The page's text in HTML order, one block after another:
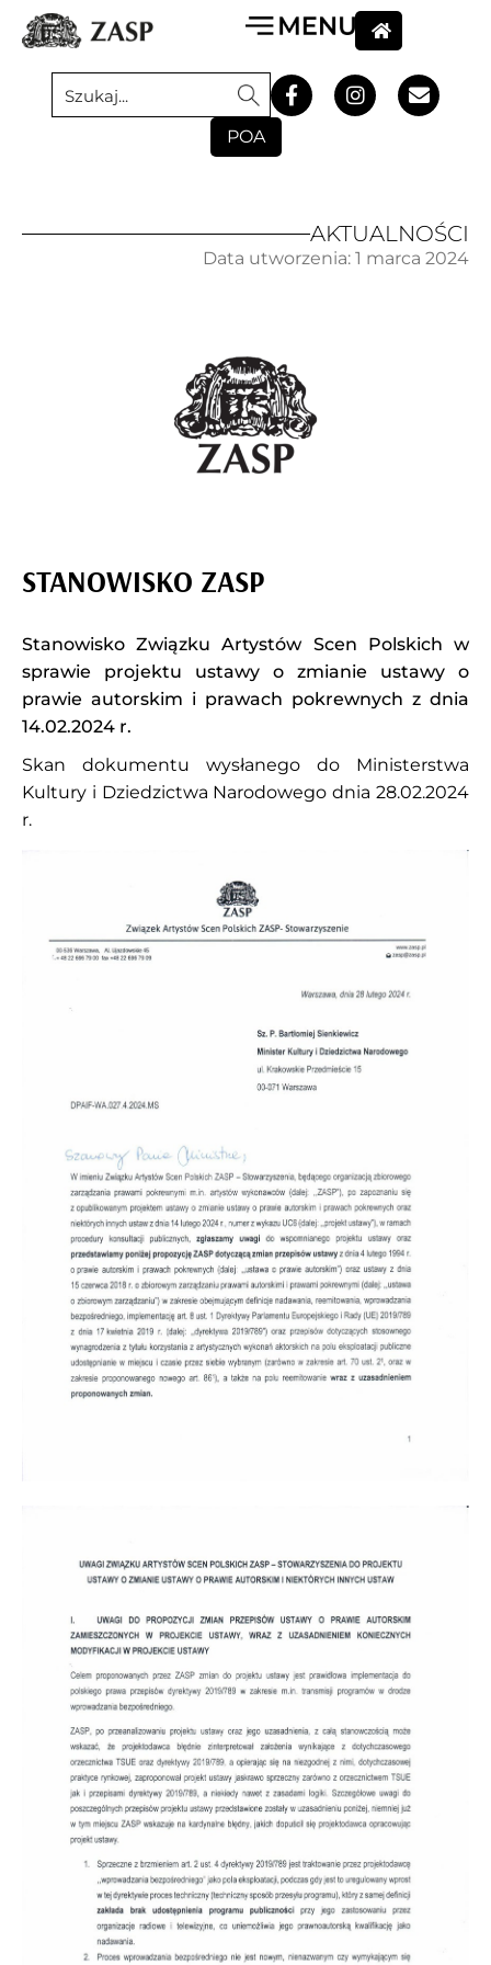
POA
AKTUALNOŚCI
STANOWISKO ZASP
Stanowisko Związku Artystów Scen Polskich w
sprawie projektu ustawy o zmianie ustawy o
prawie autorskim i prawach pokrewnych z dnia
14.02.2024 r.
Skan dokumentu wysłanego do Ministerstwa
Kultury i Dziedzictwa Narodowego dnia 28.02.2024
r.
Data utworzenia: 1 marca 2024